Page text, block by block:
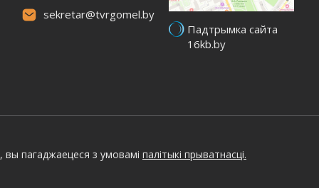
sekretar@tvrgomel.by
Падтрымка сайта
16kb.by
пагаджаецеся з умовамі палітыкі прыватнасці.